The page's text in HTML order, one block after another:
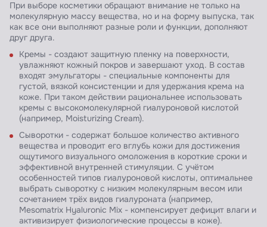
При выборе косметики обращают внимание не только на
молекулярную массу вещества, но и на форму выпуска, так
как все они выполняют разные роли и функции, дополняют
друг друга.
Кремы - создают защитную пленку на поверхности,
увлажняют кожный покров и завершают уход. В состав
входят эмульгаторы - специальные компоненты для
густой, вязкой консистенции и для удержания крема на
коже. При таком действии рациональнее использовать
кремы с высокомолекулярной гиалуроновой кислотой
(например, Moisturizing Cream).
Сыворотки - содержат большое количество активного
вещества и проводит его вглубь кожи для достижения
ощутимого визуального омоложения в короткие сроки и
эффективной внутренней стимуляции. С учётом
особенностей типов гиалуроновой кислоты, оптимальнее
выбрать сыворотку с низким молекулярным весом или
сочетанием трёх видов гиалуроната (например,
Mesomatrix Hyaluronic Mix - компенсирует дефицит влаги и
активизирует физиологические процессы в коже).